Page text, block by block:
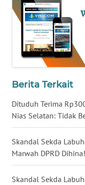
Berita Terkait
Dituduh Terima
Nias Selatan: Tidak
Skandal Sekda
Marwah DPRD Dihina!
Skandal Sekda
WN
KALTARA
WN
KALSEL
KALTIM
SULSEL
WN
GORONTALO